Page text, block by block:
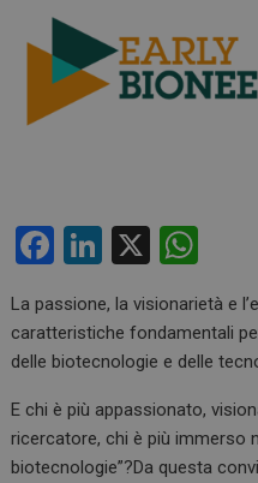
F
ce
b
o
o
Li
ke
dI
n
X
at
s
A
p
La passione, la visionarietà e
caratteristiche fondamentali
delle biotecnologie e delle
E chi è più appassionato,
ricercatore, chi è più immerso
biotecnologie”?Da questa